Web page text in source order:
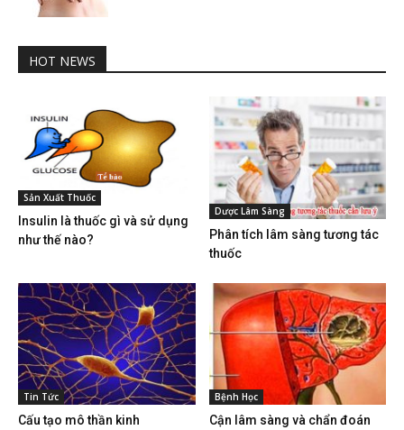
HOT NEWS
Sản Xuất Thuốc
Insulin là thuốc gì và sử dụng
như thế nào?
Dược Lâm Sàng
Phân tích lâm sàng tương tác
thuốc
Tin Tức
Cấu tạo mô thần kinh
Bệnh Học
Cận lâm sàng và chẩn đoán